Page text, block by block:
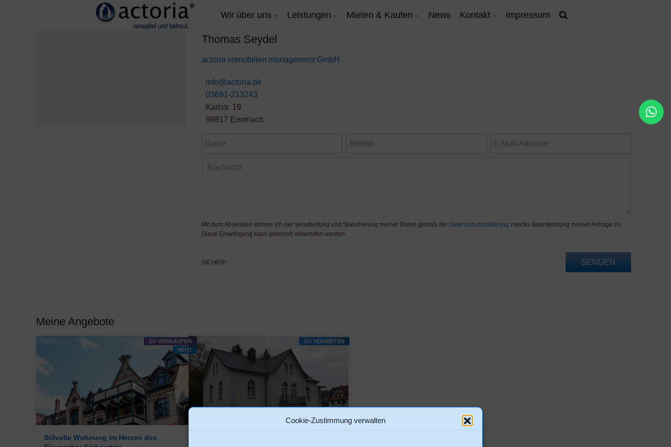
Cookie-Zustimmung verwalten
Wir über uns Leistungen Mieten & Kaufen News Kontakt Impressum
Thomas Seydel
actoria immobilien management GmbH
info@actoria.de
03691-213243
Karlstr. 19
99817 Eisenach
Mit dem Absenden stimme ich der Verarbeitung und Speicherung meiner Daten gemäß der Datenschutzerklärung zwecks Beantwortung meiner Anfrage zu.
Diese Einwilligung kann jederzeit widerrufen werden.
SICHER! SENDEN
Meine Angebote
Stilvolle Wohnung im Herzen des
ZU VERKAUFEN
HOT!
ZU VERMIETEN